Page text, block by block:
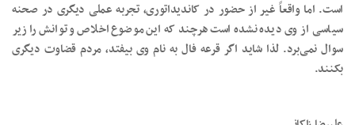
است. اما واقعاً غیر از حضور در کاندیداتوری، تجربه عملی دیگری در صحنه
سیاسی از وی دیده نشده است هرچند که این موضوع اخلاص و توانش را زیر
سوال نمی‌برد. لذا شاید اگر قرعه فال به نام وی بیفتد، مردم قضاوت دیگری
بکنند.